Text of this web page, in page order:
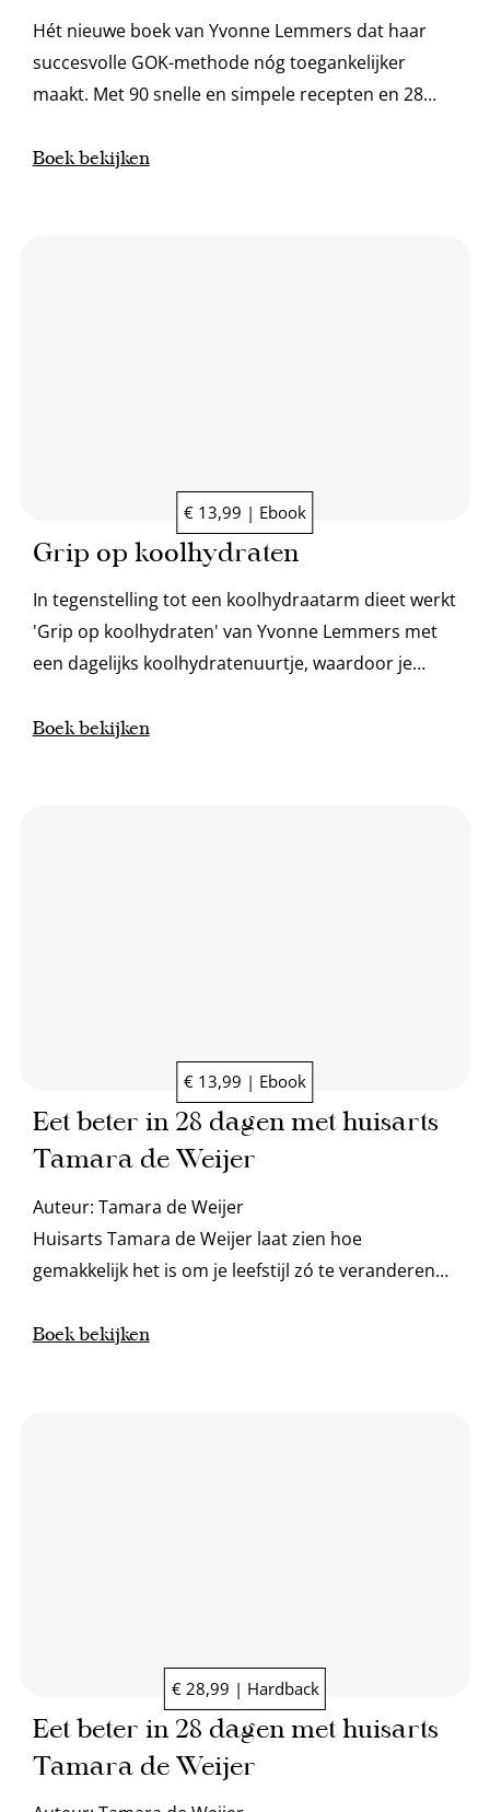
Hét nieuwe boek van Yvonne Lemmers dat haar
succesvolle GOK-methode nóg toegankelijker
maakt. Met 90 snelle en simpele recepten en 28
Boek bekijken
€ 13,99 | Ebook
Grip op koolhydraten
In tegenstelling tot een koolhydraatarm dieet werkt
'Grip op koolhydraten' van Yvonne Lemmers met
een dagelijks koolhydratenuurtje, waardoor je
Boek bekijken
€ 13,99 | Ebook
Eet beter in 28 dagen met huisarts
Tamara de Weijer
Auteur: Tamara de Weijer
Huisarts Tamara de Weijer laat zien hoe
gemakkelijk het is om je leefstijl zó te veranderen
Boek bekijken
€ 28,99 | Hardback
Eet beter in 28 dagen met huisarts
Tamara de Weijer